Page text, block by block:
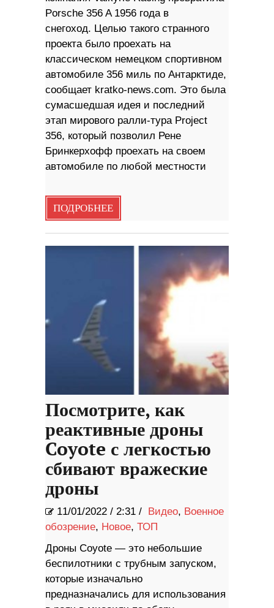
Porsche 356 A 1956 года в
снегоход. Целью такого странного
проекта было проехать на
классическом немецком спортивном
автомобиле 356 миль по Антарктиде,
сообщает kratko-news.com. Это была
сумасшедшая идея и последний
этап мирового ралли-тура Project
356, который позволил Рене
Бринкерхофф проехать на своем
автомобиле по любой местности
ПОДРОБНЕЕ
Посмотрите, как
реактивные дроны
Coyote с легкостью
сбивают вражеские
дроны
11/01/2022 / 2:31 / Видео, Военное
обозрение, Новое, ТОП
Дроны Coyote — это небольшие
беспилотники с трубным запуском,
которые изначально
предназначались для использования